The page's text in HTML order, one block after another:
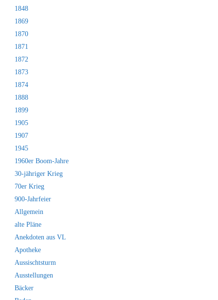
1848
1869
1870
1871
1872
1873
1874
1888
1899
1905
1907
1945
1960er Boom-Jahre
30-jähriger Krieg
70er Krieg
900-Jahrfeier
Allgemein
alte Pläne
Anekdoten aus VL
Apotheke
Aussischtsturm
Ausstellungen
Bäcker